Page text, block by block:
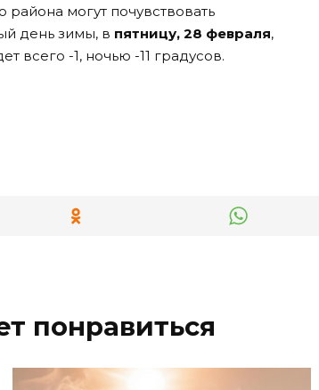
могут почувствовать
день зимы, в пятницу, 28 февраля,
всего -1, ночью -11 градусов.
понравиться